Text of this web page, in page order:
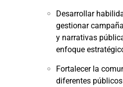
Desarrollar
gestionar
y narrativas
enfoque
Fortalecer la
diferentes